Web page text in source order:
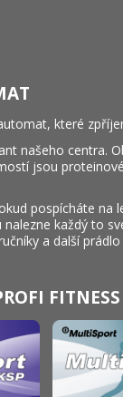
které
našeho centra.
jsou
pospícháte na
každý to
a další
FITNESS